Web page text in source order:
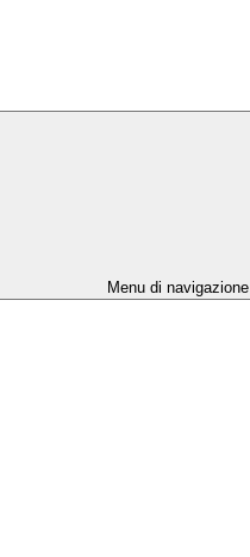
Menu di navigazione